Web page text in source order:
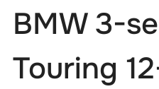
BMW 3-
Touring